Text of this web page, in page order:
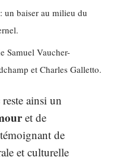
un baiser au milieu du
Samuel Vaucher-
et Charles Galletto.
reste ainsi un
et de
de
et culturelle